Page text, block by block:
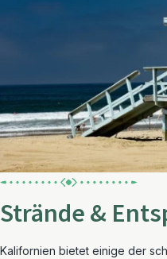
Strände &
Kalifornien bietet einige der